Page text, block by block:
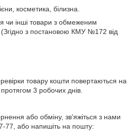
косметика, білизна.
чи інші товари з обмеженим
(Згідно з постановою КМУ №172 від
товару кошти повертаються на
3 робочих днів.
або обміну, зв'яжіться з нами
77, або напишіть на пошту: